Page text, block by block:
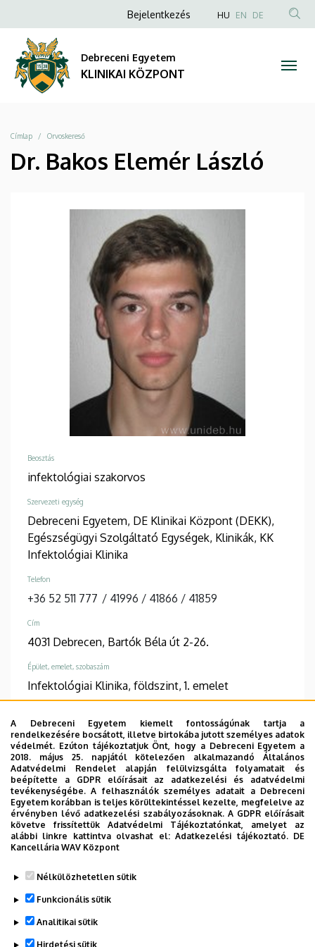
A Debreceni Egyetem kiemelt fontosságúnak tartja a
rendelkezésére bocsátott, illetve birtokába jutott személyes adatok
védelmét. Ezúton tájékoztatjuk Önt, hogy a Debreceni Egyetem a
2018. május 25. napjától kötelezően alkalmazandó Általános
Adatvédelmi Rendelet alapján felülvizsgálta folyamatait és
beépítette a GDPR előírásait az adatkezelési és adatvédelmi
tevékenységébe. A felhasználók személyes adatait a Debreceni
Egyetem korábban is teljes körültekintéssel kezelte, megfelelve az
érvényben lévő adatkezelési szabályozásoknak. A GDPR előírásait
követve frissítettük Adatvédelmi Tájékoztatónkat, amelyet az
alábbi linkre kattintva olvashat el:Adatkezelési tájékoztató. DE
Kancellária WAV Központ
Nélkülözhetetlen sütik
Funkcionális sütik
Analitikai sütik
Hirdetési sütik
KLINIKAI
KÖZPONT
a
tartalomra
Anonim
fiók
menüje
Bejelentkezés HU EN DE
Debreceni Egyetem
KLINIKAI KÖZPONT
Morzsa
Címlap Orvoskereső
Dr. Bakos Elemér László
Beosztás
infektológiai szakorvos
Szervezeti egység
Debreceni Egyetem, DE Klinikai Központ (DEKK),
Egészségügyi Szolgáltató Egységek, Klinikák, KK
Infektológiai Klinika
Telefon
+36 52 511 777 / 41996 / 41866 / 41859
Cím
4031 Debrecen, Bartók Béla út 2-26.
Épület, emelet, szobaszám
Infektológiai Klinika, földszint, 1. emelet
Információk
Végzettség
általános orvos
Szakvizsga
infektológia
Beszélt nyelvek
német angol